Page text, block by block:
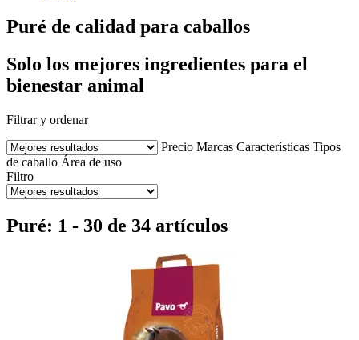
Puré de calidad para caballos
Solo los mejores ingredientes para el
bienestar animal
Filtrar y ordenar
Precio Marcas Características Tipos
de caballo Área de uso
Filtro
Puré: 1 - 30 de 34 artículos